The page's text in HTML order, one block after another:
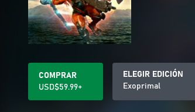
COMPRAR
USD$59.99+
ELEGIR EDICIÓN
Exoprimal